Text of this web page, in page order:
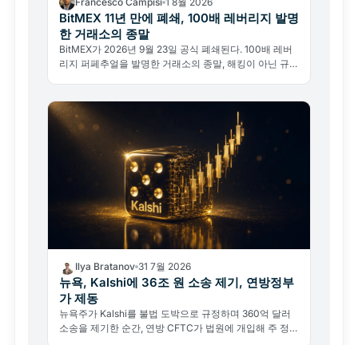
BitMEX 11년 만에 폐쇄, 100배 레버리지 발명
한 거래소의 종말
BitMEX가 2026년 9월 23일 공식 폐쇄된다. 100배 레버
리지 퍼페추얼을 발명한 거래소의 종말, 해킹이 아닌 규제
Ilya Bratanov 31 7월 2026
뉴욕, Kalshi에 36조 원 소송 제기, 연방정부
가 제동
뉴욕주가 Kalshi를 불법 도박으로 규정하며 360억 달러
소송을 제기한 순간, 연방 CFTC가 법원에 개입해 주 정부